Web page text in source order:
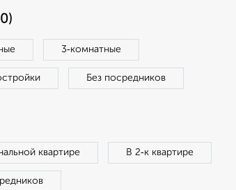
3‑комнатные
Без посредников
квартире В 2‑к квартире